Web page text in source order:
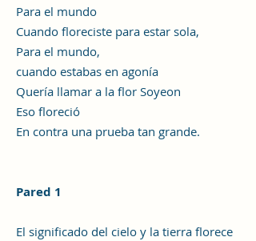
Para el mundo
Cuando floreciste para estar sola,
Para el mundo,
cuando estabas en agonía
Quería llamar a la flor Soyeon
Eso floreció
En contra una prueba tan grande.
Pared 1
El significado del cielo y la tierra florece